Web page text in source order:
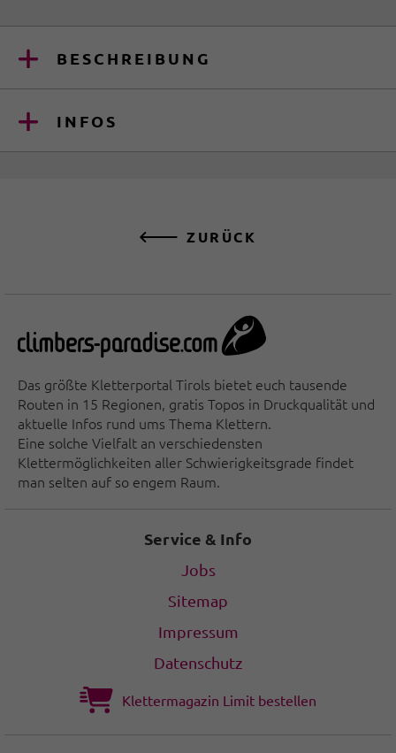
BESCHREIBUNG
INFOS
ZURÜCK
Das größte Kletterportal Tirols bietet euch tausende
Routen in 15 Regionen, gratis Topos in Druckqualität und
aktuelle Infos rund ums Thema Klettern.
Eine solche Vielfalt an verschiedensten
Klettermöglichkeiten aller Schwierigkeitsgrade findet
man selten auf so engem Raum.
Service & Info
Jobs
Sitemap
Impressum
Datenschutz
Klettermagazin Limit bestellen